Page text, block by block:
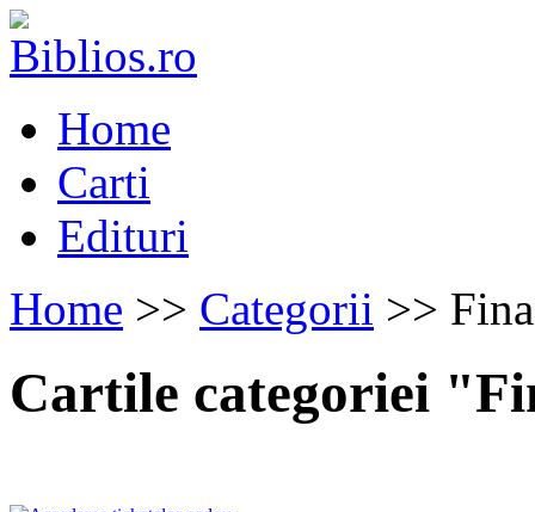
Home
Carti
Edituri
Home >> Categorii >>
Cartile categoriei